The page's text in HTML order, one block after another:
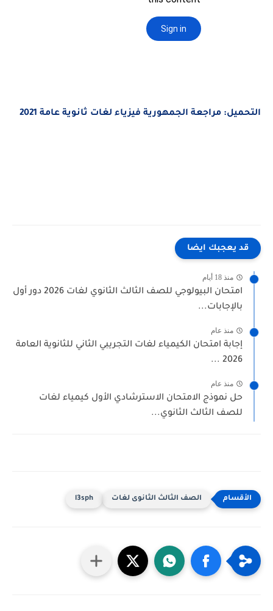
التحميل: مراجعة الجمهورية فيزياء لغات ثانوية عامة 2021
قد يعجبك ايضا
منذ 18 أيام
امتحان البيولوجي للصف الثالث الثانوي لغات 2026 دور أول
بالإجابات...
منذ عام
إجابة امتحان الكيمياء لغات التجريبي الثاني للثانوية العامة
2026 ...
منذ عام
حل نموذج الامتحان الاسترشادي الأول كيمياء لغات
للصف الثالث الثانوي...
الصف الثالث الثانوى لغات l3sph